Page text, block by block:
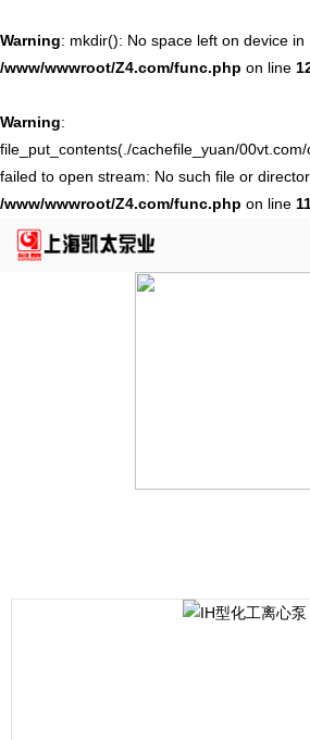
Warning: mkdir(): No space left on device in
/www/wwwroot/Z4.com/func.php on line
Warning:
file_put_contents(./cachefile_yuan/
failed to open stream: No such file or
/www/wwwroot/Z4.com/func.php on line